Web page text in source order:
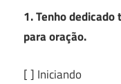
1. Tenho
para oração.
[ ] Iniciando